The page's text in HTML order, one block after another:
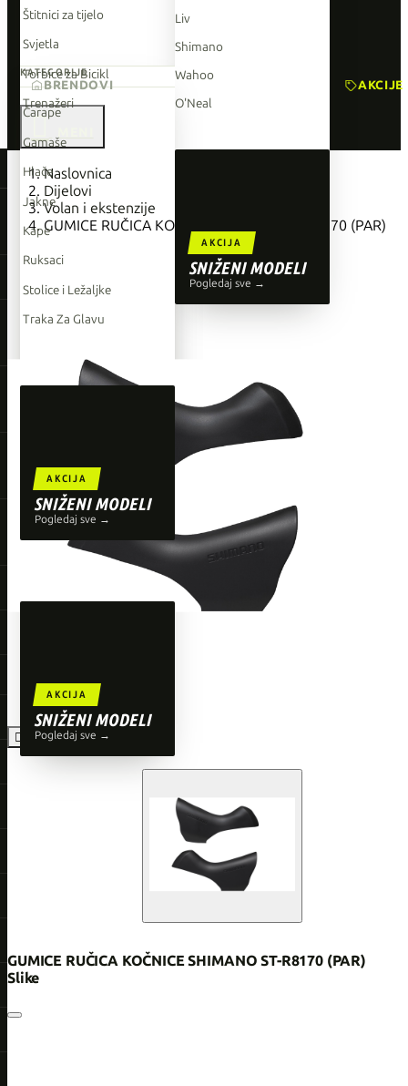
Štitnici za tijelo
Svjetla
Torbice za Bicikl
Trenažeri
Giant
Orbea
Liv
Shimano
Wahoo
AKCIJA
SNIŽENI MODELI
Pogledaj sve →
Liv
Shimano
Wahoo
O'Neal
AKCIJA
SNIŽENI MODELI
Pogledaj sve →
KATEGORIJE
Čarape
Gamaše
Hlače
Jakne
Kape
Ruksaci
Stolice i Ležaljke
Traka Za Glavu
TOP BRENDOVI
Liv
Shimano
Wahoo
AKCIJA
SNIŽENI MODELI
Pogledaj sve →
BRENDOVI AKCIJE

Naslovnica
Dijelovi
Volan i ekstenzije
GUMICE RUČICA KOČNICE SHIMANO ST-R8170 (PAR)

GUMICE RUČICA KOČNICE SHIMANO ST-R8170 (PAR)
Slike